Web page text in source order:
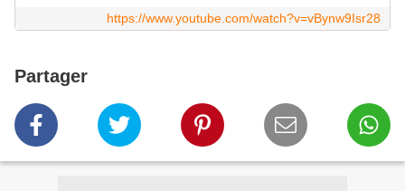
https://www.youtube.com/watch?v=vBynw9Isr28
Partager